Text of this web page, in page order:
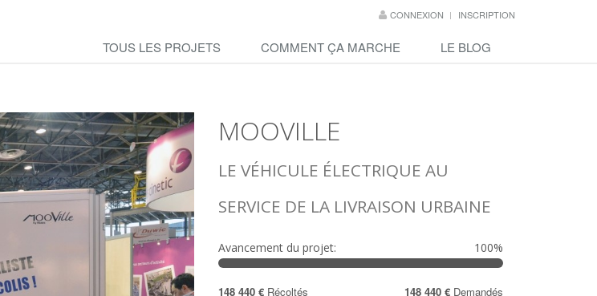
CONNEXION INSCRIPTION
TOUS LES PROJETS COMMENT ÇA MARCHE LE BLOG
MOOVILLE
LE VÉHICULE ÉLECTRIQUE AU
SERVICE DE LA LIVRAISON URBAINE
Avancement du projet: 100%
100%
148 440 € Récoltés 148 440 € Demandés